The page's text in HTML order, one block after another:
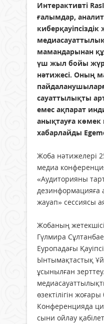
Интерактивті
ғалымдар,
киберқауіпсіздік
мамандарынан
үш жыл бойы
нәтижесі. Оның
сауаттылықты
емес ақпарат
анықтауға көмек
хабарлайды
Жоба нәтижелері
медиа
«Аудиторияны
дезинформацияға
жауап» сессиясы
Жобаның
Гүлмира
Еуропадағы
Ынтымақтастық
ұсынылған
өзектілігін
Конференцияда
сыни ойлау